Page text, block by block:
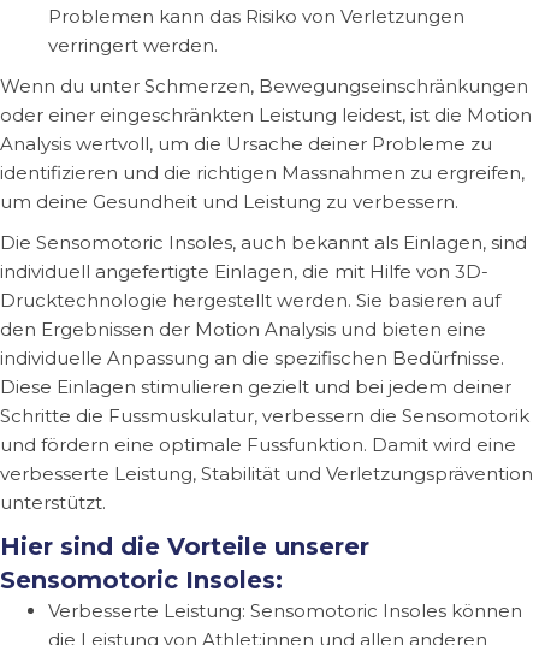
Problemen kann das Risiko von Verletzungen
verringert werden.
Wenn du unter Schmerzen, Bewegungseinschränkungen
oder einer eingeschränkten Leistung leidest, ist die Motion
Analysis wertvoll, um die Ursache deiner Probleme zu
identifizieren und die richtigen Massnahmen zu ergreifen,
um deine Gesundheit und Leistung zu verbessern.
Die Sensomotoric Insoles, auch bekannt als Einlagen, sind
individuell angefertigte Einlagen, die mit Hilfe von 3D-
Drucktechnologie hergestellt werden. Sie basieren auf
den Ergebnissen der Motion Analysis und bieten eine
individuelle Anpassung an die spezifischen Bedürfnisse.
Diese Einlagen stimulieren gezielt und bei jedem deiner
Schritte die Fussmuskulatur, verbessern die Sensomotorik
und fördern eine optimale Fussfunktion. Damit wird eine
verbesserte Leistung, Stabilität und Verletzungsprävention
unterstützt.
Hier sind die Vorteile unserer
Sensomotoric Insoles:
Verbesserte Leistung: Sensomotoric Insoles können
die Leistung von Athlet:innen und allen anderen